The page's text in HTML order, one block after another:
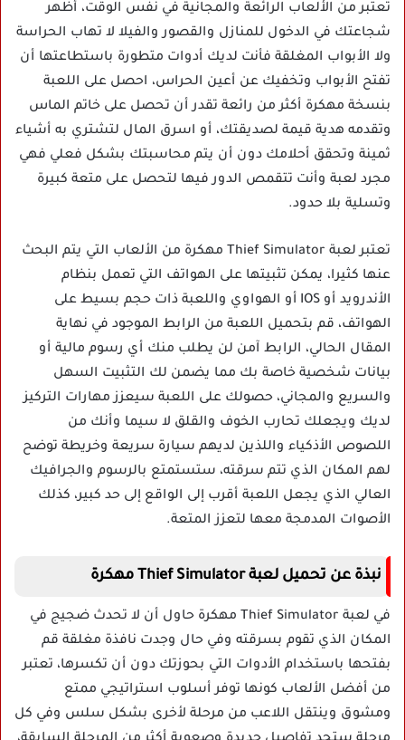
تعتبر من الألعاب الرائعة والمجانية في نفس الوقت، أظهر
شجاعتك في الدخول للمنازل والقصور والفيلا لا تهاب الحراسة
ولا الأبواب المغلقة فأنت لديك أدوات متطورة باستطاعتها أن
تفتح الأبواب وتخفيك عن أعين الحراس، احصل على اللعبة
بنسخة مهكرة أكثر من رائعة تقدر أن تحصل على خاتم الماس
وتقدمه هدية قيمة لصديقتك، أو اسرق المال لتشتري به أشياء
ثمينة وتحقق أحلامك دون أن يتم محاسبتك بشكل فعلي فهي
مجرد لعبة وأنت تتقمص الدور فيها لتحصل على متعة كبيرة
وتسلية بلا حدود.
تعتبر لعبة Thief Simulator مهكرة من الألعاب التي يتم البحث
عنها كثيرا، يمكن تثبيتها على الهواتف التي تعمل بنظام
الأندرويد أو IOS أو الهواوي واللعبة ذات حجم بسيط على
الهواتف، قم بتحميل اللعبة من الرابط الموجود في نهاية
المقال الحالي، الرابط آمن لن يطلب منك أي رسوم مالية أو
بيانات شخصية خاصة بك مما يضمن لك التثبيت السهل
والسريع والمجاني، حصولك على اللعبة سيعزز مهارات التركيز
لديك ويجعلك تحارب الخوف والقلق لا سيما وأنك من
اللصوص الأذكياء واللذين لديهم سيارة سريعة وخريطة توضح
لهم المكان الذي تتم سرقته، ستستمتع بالرسوم والجرافيك
العالي الذي يجعل اللعبة أقرب إلى الواقع إلى حد كبير، كذلك
الأصوات المدمجة معها لتعزز المتعة.
نبذة عن تحميل لعبة Thief Simulator مهكرة
في لعبة Thief Simulator مهكرة حاول أن لا تحدث ضجيج في
المكان الذي تقوم بسرقته وفي حال وجدت نافذة مغلقة قم
بفتحها باستخدام الأدوات التي بحوزتك دون أن تكسرها، تعتبر
من أفضل الألعاب كونها توفر أسلوب استراتيجي ممتع
ومشوق وينتقل اللاعب من مرحلة لأخرى بشكل سلس وفي كل